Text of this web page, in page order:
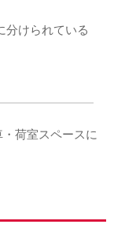
分けられている
荷室スペースに